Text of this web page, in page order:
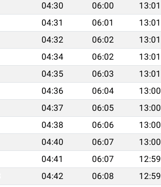
04:30 06:00 13:01
04:31 06:01 13:01
04:32 06:02 13:01
04:34 06:02 13:01
04:35 06:03 13:01
04:36 06:04 13:00
04:37 06:05 13:00
04:38 06:06 13:00
04:40 06:07 13:00
04:41 06:07 12:59
04:42 06:08 12:59